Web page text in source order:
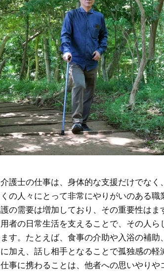
介護士の仕事は、身体的な支援だけでな
くの人々にとって非常にやりがいのある職
護の需要は増加しており、その重要性は
用者の日常生活を支えることで、その人
ます。たとえば、食事の介助や入浴の補
に加え、話し相手となることで孤独感の
仕事に携わることは、他者への思いやり